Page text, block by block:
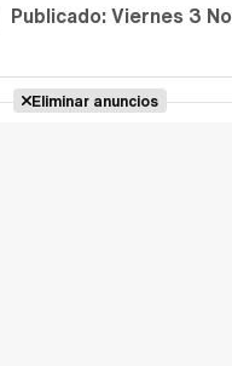
Publicado:Viernes 3
Eliminar anuncios